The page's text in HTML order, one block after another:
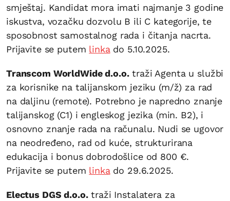
smještaj. Kandidat mora imati najmanje 3 godine
iskustva, vozačku dozvolu B ili C kategorije, te
sposobnost samostalnog rada i čitanja nacrta.
Prijavite se putem linka do 5.10.2025.
Transcom WorldWide d.o.o.traži Agenta u službi
za korisnike na talijanskom jeziku (m/ž) za rad
na daljinu (remote). Potrebno je napredno znanje
talijanskog (C1) i engleskog jezika (min. B2), i
osnovno znanje rada na računalu. Nudi se ugovor
na neodređeno, rad od kuće, strukturirana
edukacija i bonus dobrodošlice od 800 €.
Prijavite se putem linka do 29.6.2025.
Electus DGS d.o.o.traži Instalatera za